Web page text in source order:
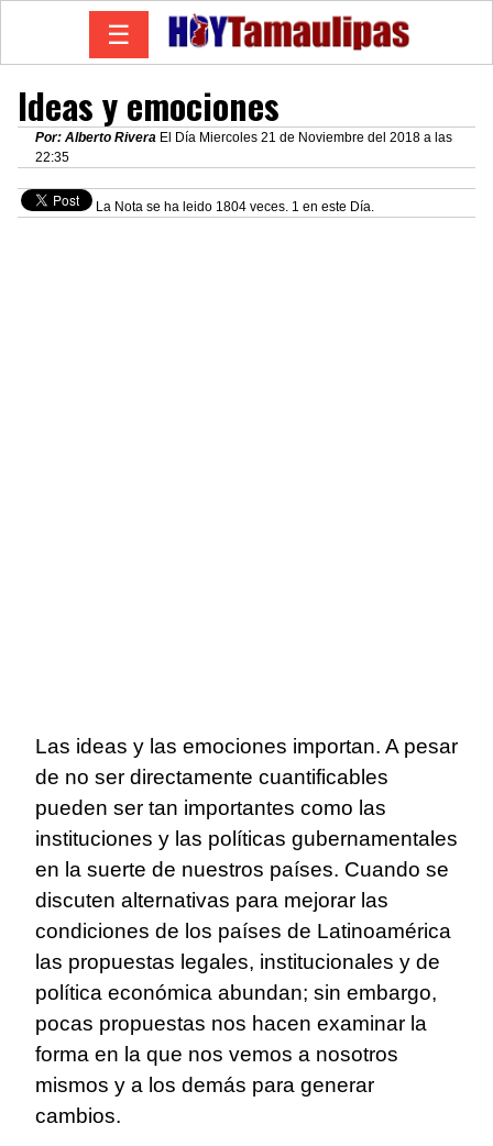
☰
Ideas y emociones
Por: Alberto Rivera El Día Miercoles 21 de Noviembre del 2018 a las
22:35
La Nota se ha leido 1804 veces. 1 en este Día.
Las ideas y las emociones importan. A pesar
de no ser directamente cuantificables
pueden ser tan importantes como las
instituciones y las políticas gubernamentales
en la suerte de nuestros países. Cuando se
discuten alternativas para mejorar las
condiciones de los países de Latinoamérica
las propuestas legales, institucionales y de
política económica abundan; sin embargo,
pocas propuestas nos hacen examinar la
forma en la que nos vemos a nosotros
mismos y a los demás para generar
cambios.